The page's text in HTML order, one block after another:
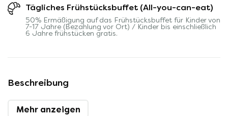
Tägliches Frühstücksbuffet (All-you-can-eat)
50% Ermäßigung auf das Frühstücksbuffet für Kinder von
7-17 Jahre (Bezahlung vor Ort) / Kinder bis einschließlich
6 Jahre frühstücken gratis.
Beschreibung
Mehr anzeigen